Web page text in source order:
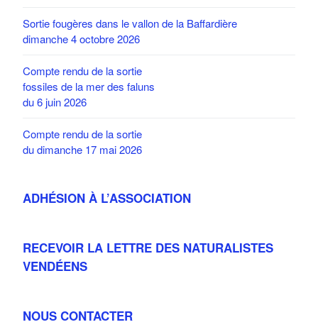
Sortie fougères dans le vallon de la Baffardière
dimanche 4 octobre 2026
Compte rendu de la sortie
fossiles de la mer des faluns
du 6 juin 2026
Compte rendu de la sortie
du dimanche 17 mai 2026
ADHÉSION À L’ASSOCIATION
RECEVOIR LA LETTRE DES NATURALISTES
VENDÉENS
NOUS CONTACTER